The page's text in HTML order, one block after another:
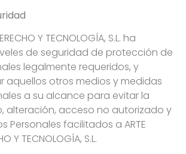
Y TECNOLOGÍA, S.L. ha
de seguridad de protección de
legalmente requeridos, y
aquellos otros medios y medidas
a su alcance para evitar la
alteración, acceso no autorizado y
Personales facilitados a ARTE
Y TECNOLOGÍA, S.L.